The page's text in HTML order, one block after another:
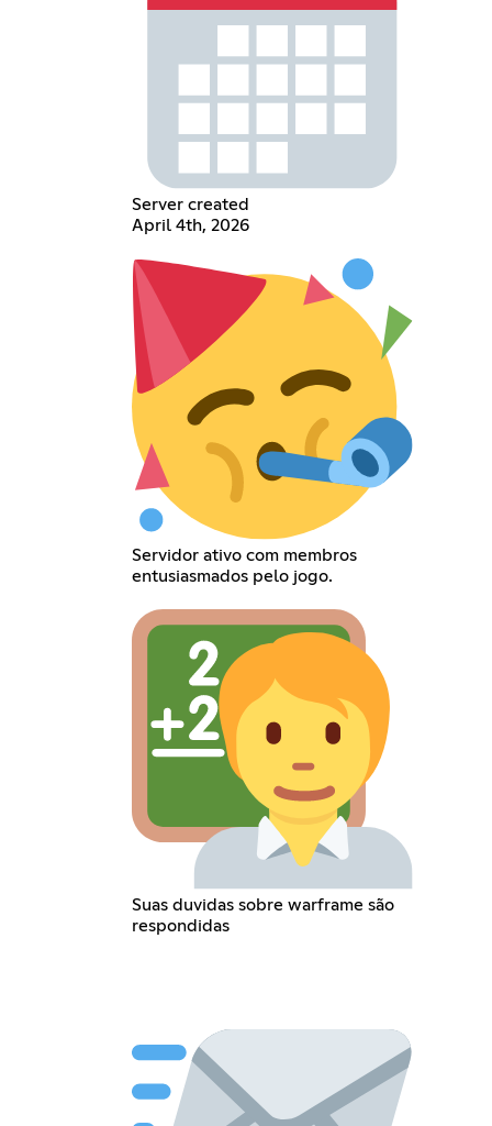
Server created
April 4th, 2026
Servidor ativo com membros
entusiasmados pelo jogo.
Suas duvidas sobre warframe são
respondidas